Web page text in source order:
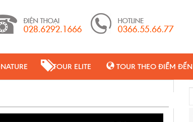
TOUR ELITE TOUR THEO ĐIỂM ĐẾN